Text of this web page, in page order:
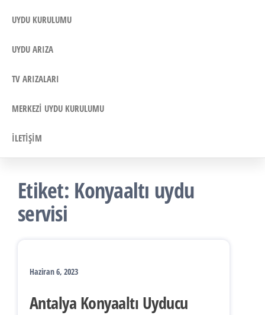
UYDU KURULUMU
UYDU ARIZA
TV ARIZALARI
MERKEZI UYDU KURULUMU
İLETIŞIM
Etiket: Konyaaltı uydu
servisi
Haziran 6, 2023
Antalya Konyaaltı Uyducu